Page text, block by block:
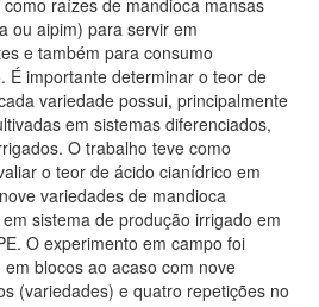
ou aipim) para servir em
e também para consumo
É importante determinar o teor de
variedade possui, principalmente
em sistemas diferenciados,
O trabalho teve como
o teor de ácido cianídrico em
variedades de mandioca
sistema de produção irrigado em
O experimento em campo foi
em blocos ao acaso com nove
(variedades) e quatro repetições no